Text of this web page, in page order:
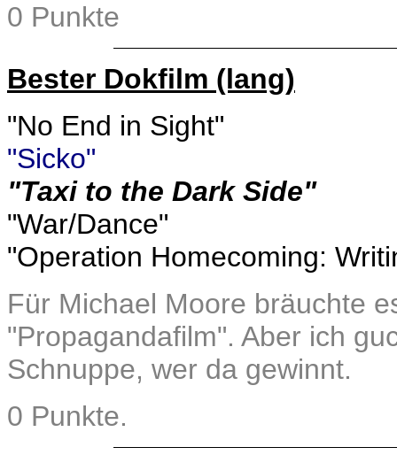
0 Punkte
Bester Dokfilm (lang)
"No End in Sight"
"Sicko"
"Taxi to the Dark Side"
"War/Dance"
"Operation Homecoming:
Für Michael Moore bräuchte
"Propagandafilm". Aber ich
Schnuppe, wer da gewinnt.
0 Punkte.